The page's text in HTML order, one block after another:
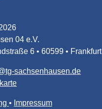
04 e.V.
6 • 60599 • Frankfurt
sachsenhausen.de
Impressum